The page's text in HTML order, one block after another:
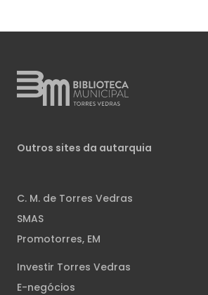
Outros sites da autarquia
C. M. de Torres Vedras
SMAS
Promotorres, EM
Investir Torres Vedras
E-negócios